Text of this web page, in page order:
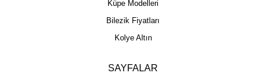
Küpe Modelleri
Bilezik Fiyatları
Kolye Altın
SAYFALAR